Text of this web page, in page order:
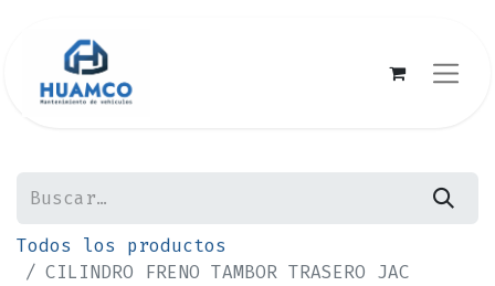
Todos los productos
CILINDRO FRENO TAMBOR TRASERO JAC